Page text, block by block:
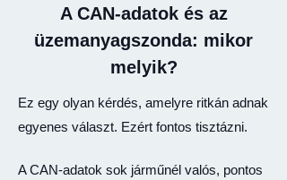
A CAN-adatok és az
üzemanyagszonda: mikor
melyik?
Ez egy olyan kérdés, amelyre ritkán adnak
egyenes választ. Ezért fontos tisztázni.
A CAN-adatok sok járműnél valós, pontos